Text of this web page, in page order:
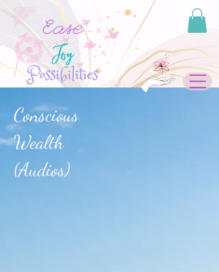
Conscious
Wealth
(Audios)